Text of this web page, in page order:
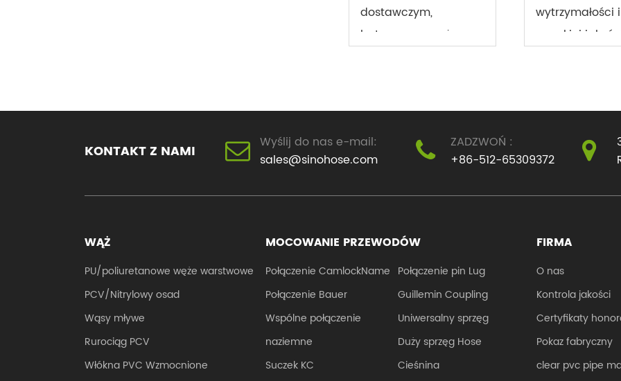
dostawczym,
betonowym wężem
do stalowego węża
pompowego, który
wytrzymałości i
wysokiej
kolor, gładka
KONTAKT Z NAMI
Wyślij do nas e-mail:
sales@sinohose.com
ZADZWOŃ :
+86-512-65309372
WĄŻ
PU/poliuretanowe węże warstwowe
PCV/Nitrylowy osad
Wąsy mływe
Rurociąg PCV
Włókna PVC Wzmocnione
MOCOWANIE PRZEWODÓW
Połączenie CamlockName Połączenie pin Lug
Połączenie Bauer
Guillemin Coupling
Wspólne połączenie
naziemne
Uniwersalny sprzęg
Duży sprzęg Hose
Suczek KC
Cieśnina
FIRMA
O nas
Kontrola jakości
Certyfikaty
Pokaz fabryczny
clear pvc pipe